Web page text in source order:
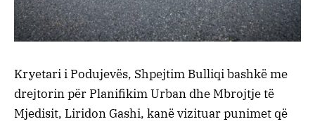
Kryetari i Podujevës, Shpejtim Bulliqi bashkë me
drejtorin për Planifikim Urban dhe Mbrojtje të
Mjedisit, Liridon Gashi, kanë vizituar punimet që